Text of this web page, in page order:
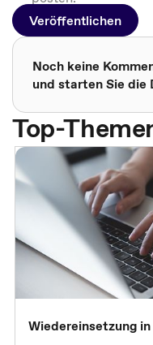
Veröffentlichen
Noch keine
und starten Sie die
Top-
Wiedereinsetzung